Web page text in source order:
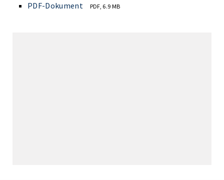
PDF-Dokument PDF, 6.9 MB